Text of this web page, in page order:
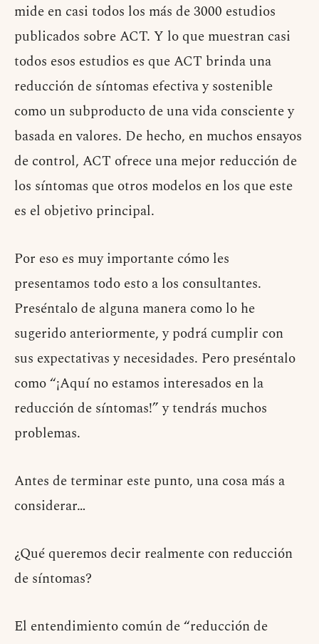
mide en casi todos los más de 3000 estudios
publicados sobre ACT. Y lo que muestran casi
todos esos estudios es que ACT brinda una
reducción de síntomas efectiva y sostenible
como un subproducto de una vida consciente y
basada en valores. De hecho, en muchos ensayos
de control, ACT ofrece una mejor reducción de
los síntomas que otros modelos en los que este
es el objetivo principal.
Por eso es muy importante cómo les
presentamos todo esto a los consultantes.
Preséntalo de alguna manera como lo he
sugerido anteriormente, y podrá cumplir con
sus expectativas y necesidades. Pero preséntalo
como “¡Aquí no estamos interesados ​​en la
reducción de síntomas!” y tendrás muchos
problemas.
Antes de terminar este punto, una cosa más a
considerar…
¿Qué queremos decir realmente con reducción
de síntomas?
El entendimiento común de “reducción de